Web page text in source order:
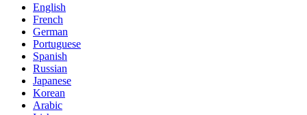
English
French
German
Portuguese
Spanish
Russian
Japanese
Korean
Arabic